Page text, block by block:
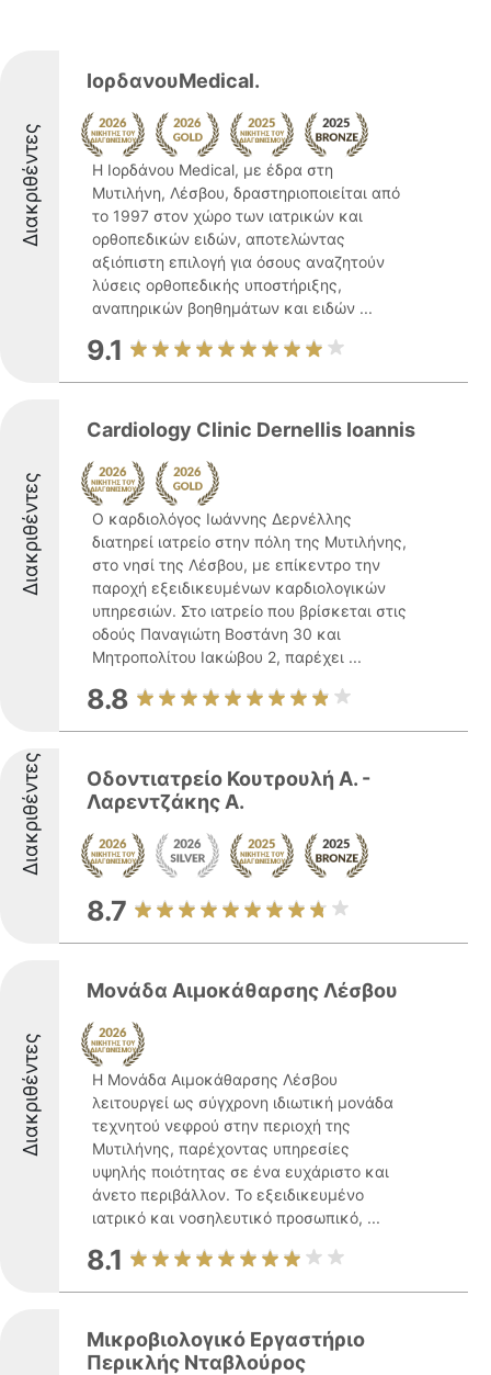
Διακριθέντες
ΙορδανουMedical.
Η Ιορδάνου Medical, με έδρα στη
Μυτιλήνη, Λέσβου, δραστηριοποιείται από
το 1997 στον χώρο των ιατρικών και
ορθοπεδικών ειδών, αποτελώντας
αξιόπιστη επιλογή για όσους αναζητούν
λύσεις ορθοπεδικής υποστήριξης,
αναπηρικών βοηθημάτων και ειδών ...
9.1
Διακριθέντες
Cardiology Clinic Dernellis Ioannis
Ο καρδιολόγος Ιωάννης Δερνέλλης
διατηρεί ιατρείο στην πόλη της Μυτιλήνης,
στο νησί της Λέσβου, με επίκεντρο την
παροχή εξειδικευμένων καρδιολογικών
υπηρεσιών. Στο ιατρείο που βρίσκεται στις
οδούς Παναγιώτη Βοστάνη 30 και
Μητροπολίτου Ιακώβου 2, παρέχει ...
8.8
Διακριθέντες
Οδοντιατρείο Κουτρουλή Α. -
Λαρεντζάκης Α.
8.7
Διακριθέντες
Μονάδα Αιμοκάθαρσης Λέσβου
Η Μονάδα Αιμοκάθαρσης Λέσβου
λειτουργεί ως σύγχρονη ιδιωτική μονάδα
τεχνητού νεφρού στην περιοχή της
Μυτιλήνης, παρέχοντας υπηρεσίες
υψηλής ποιότητας σε ένα ευχάριστο και
άνετο περιβάλλον. Το εξειδικευμένο
ιατρικό και νοσηλευτικό προσωπικό, ...
8.1
Μικροβιολογικό Εργαστήριο
Περικλής Νταβλούρος